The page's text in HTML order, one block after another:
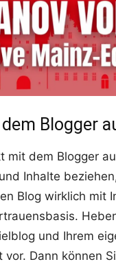
Blogger
mit dem Blogger
Inhalte
Blog wirklich mit
und Ihrem
vor. Dann können